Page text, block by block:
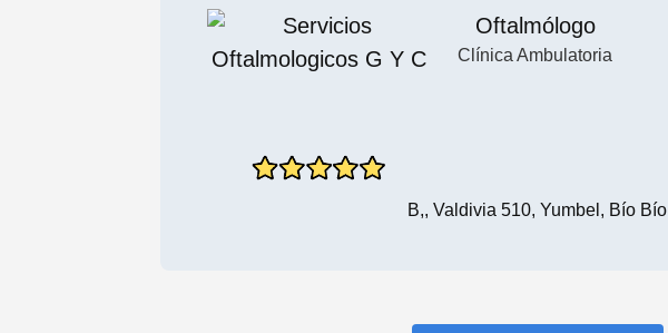
Oftalmólogo
Clínica Ambulatoria
B,, Valdivia 510, Yumbel, Bío Bío